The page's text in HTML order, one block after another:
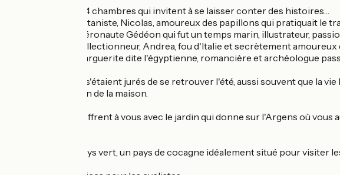
Nous proposons 4 chambres qui invitent à se laisser conter des histoires…
La chambre du botaniste, Nicolas, amoureux des papillons qui pratiquait le
La chambre de l'aéronaute Gédéon qui fut un temps marin, illustrateur,
La chambre du collectionneur, Andrea, fou d'Italie et secrètement
La chambre de Marguerite dite l'égyptienne, romancière et archéologue
Enfants, ces amis s'étaient jurés de se retrouver l'été, aussi souvent que
faisant l'acquisition de la maison.
Près de 250 m² s'offrent à vous avec le jardin qui donne sur l'Argens où
Correns est un pays vert, un pays de cocagne idéalement situé pour visiter